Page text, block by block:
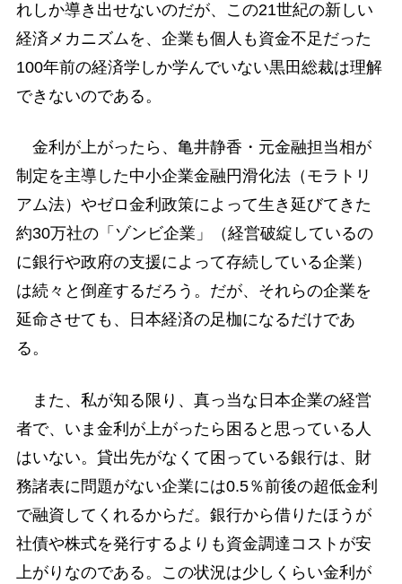
れしか導き出せないのだが、この21世紀の新しい
経済メカニズムを、企業も個人も資金不足だった
100年前の経済学しか学んでいない黒田総裁は理解
できないのである。
金利が上がったら、亀井静香・元金融担当相が
制定を主導した中小企業金融円滑化法（モラトリ
アム法）やゼロ金利政策によって生き延びてきた
約30万社の「ゾンビ企業」（経営破綻しているの
に銀行や政府の支援によって存続している企業）
は続々と倒産するだろう。だが、それらの企業を
延命させても、日本経済の足枷になるだけであ
る。
また、私が知る限り、真っ当な日本企業の経営
者で、いま金利が上がったら困ると思っている人
はいない。貸出先がなくて困っている銀行は、財
務諸表に問題がない企業には0.5％前後の超低金利
で融資してくれるからだ。銀行から借りたほうが
社債や株式を発行するよりも資金調達コストが安
上がりなのである。この状況は少しくらい金利が